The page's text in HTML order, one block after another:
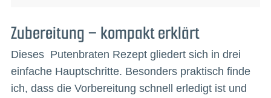
Zubereitung – kompakt erklärt
Dieses Putenbraten Rezept gliedert sich in drei
einfache Hauptschritte. Besonders praktisch finde
ich, dass die Vorbereitung schnell erledigt ist und